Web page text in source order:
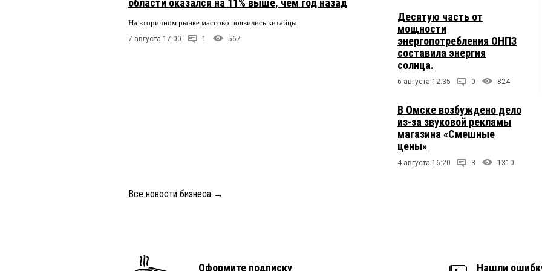
области оказался на 11% выше, чем год назад
На вторичном рынке массово появились китайцы.
7 августа 17:00 1 567
Десятую часть от
мощности
энергопотребления ОНПЗ
составила энергия
солнца.
6 августа 12:35 0 824
В Омске возбуждено дело
из-за звуковой рекламы
магазина «Смешные
цены»
4 августа 16:20 3 1310
Все новости бизнеса →
Оформите подписку Нашли